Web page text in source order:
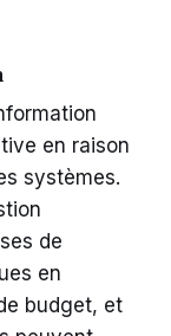
en raison
systèmes.
de
en
budget, et